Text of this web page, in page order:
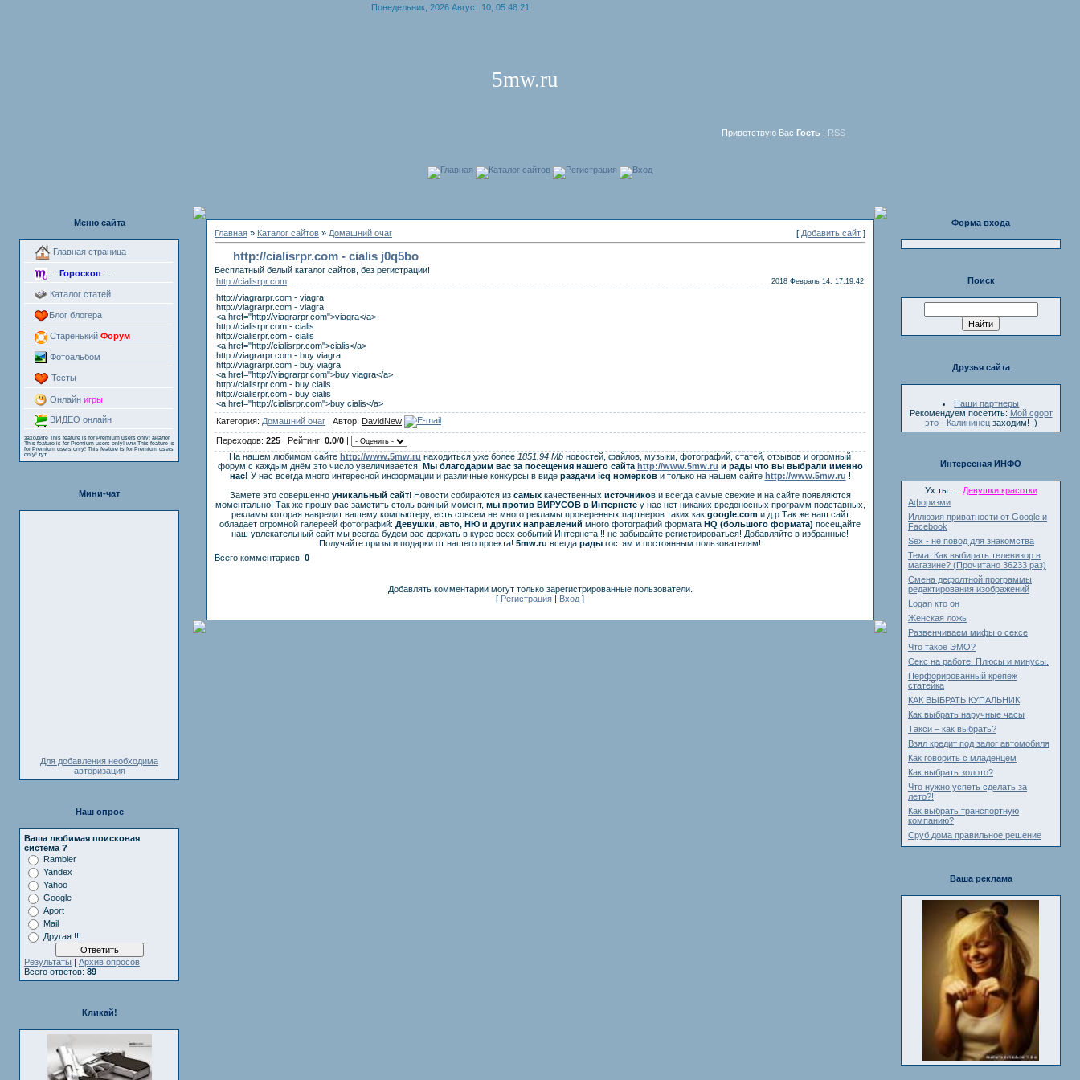
Понедельник, 2026 Август 10, 05:48:21
5mw.ru
Приветствую Вас Гость | RSS
Главная Каталог сайтов Регистрация Вход
Меню сайта
Главная страница
..:: Гороскоп::..
Каталог статей
Блог блогера
Старенький Форум
Фотоальбом
Тесты
Онлайн игры
ВИДЕО онлайн
заходите This feature is for Premium users only! аналог
This feature is for Premium users only! или This feature is
for Premium users only! This feature is for Premium users
only! тут
Мини-чат
Для добавления необходима
авторизация
Наш опрос
Ваша любимая поисковая
система ?
Rambler
Yandex
Yahoo
Google
Aport
Mail
Другая !!!
Результаты | Архив опросов
Всего ответов: 89
Кликай!
Главная » Каталог сайтов » Домашний очаг [ Добавить сайт ]
http://cialisrpr.com - cialis j0q5bo
Бесплатный белый каталог сайтов, без регистрации!
http://cialisrpr.com
2018 Февраль 14, 17:19:42
http://viagrarpr.com - viagra
http://viagrarpr.com - viagra
<a href="http://viagrarpr.com">viagra</a>
http://cialisrpr.com - cialis
http://cialisrpr.com - cialis
<a href="http://cialisrpr.com">cialis</a>
http://viagrarpr.com - buy viagra
http://viagrarpr.com - buy viagra
<a href="http://viagrarpr.com">buy viagra</a>
http://cialisrpr.com - buy cialis
http://cialisrpr.com - buy cialis
<a href="http://cialisrpr.com">buy cialis</a>
Категория: Домашний очаг | Автор: DavidNew
Переходов: 225 | Рейтинг: 0.0/0 |
На нашем любимом сайте http://www.5mw.ru находиться уже более 1851.94 Mb новостей, файлов, музыки, фотографий, статей, отзывов и огромный
форум с каждым днём это число увеличивается! Мы благодарим вас за посещения нашего сайта http://www.5mw.ru и рады что вы выбрали именно
нас! У нас всегда много интересной информации и различные конкурсы в виде раздачи icq номеркови только на нашем сайте http://www.5mw.ru !
Замете это совершенноуникальный сайт! Новости собираются из самыхкачественных источников и всегда самые свежие и на сайте появляются
моментально! Так же прошу вас заметить столь важный момент, мы против ВИРУСОВ в Интернетеу нас нет никаких вредоносных программ подставных,
рекламы которая навредит вашему компьютеру, есть совсем не много рекламы проверенных партнеров таких как google.comи д.р Так же наш сайт
обладает огромной галереей фотографий: Девушки, авто, НЮ и других направлений много фотографий формата HQ (большого формата) посещайте
наш увлекательный сайт мы всегда будем вас держать в курсе всех событий Интернета!!! не забывайте регистрироваться! Добавляйте в избранные!
Получайте призы и подарки от нашего проекта! 5mw.ru всегда рады гостям и постоянным пользователям!
Всего комментариев: 0
Добавлять комментарии могут только зарегистрированные пользователи.
[ Регистрация | Вход ]
Форма входа
Поиск
Друзья сайта
Наши партнеры
Рекомендуем посетить: Мой cgорт
это - Калининецзаходим! :)
Интересная ИНФО
Ух ты.....
Девушки красотки
Афоризми
Иллюзия приватности от Google и
Facebook
Sex - не повод для знакомства
Тема: Как выбирать телевизор в
магазине? (Прочитано 36233 раз)
Смена дефолтной программы
редактирования изображений
Logan кто он
Женская ложь
Развенчиваем мифы о сексе
Что такое ЭМО?
Секс на работе. Плюсы и минусы.
Перфорированный крепёж
статейка
КАК ВЫБРАТЬ КУПАЛЬНИК
Как выбрать наручные часы
Такси – как выбрать?
Взял кредит под залог автомобиля
Как говорить с младенцем
Как выбрать золото?
Что нужно успеть сделать за
лето?!
Как выбрать транспортную
компанию?
Сруб дома правильное решение
Ваша реклама